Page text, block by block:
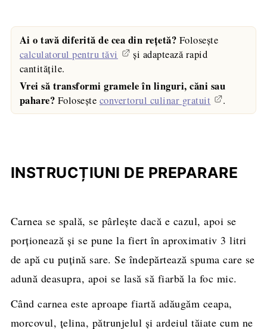
Ai o tavă diferită de cea din rețetă? Folosește
calculatorul pentru tăvi
și adaptează rapid
cantitățile.
Vrei să transformi gramele în linguri, căni sau
pahare? Folosește convertorul culinar gratuit .
INSTRUCȚIUNI DE PREPARARE
Carnea se spală, se pârleşte dacă e cazul, apoi se
porţionează şi se pune la fiert în aproximativ 3 litri
de apă cu puţină sare. Se îndepărtează spuma care se
adună deasupra, apoi se lasă să fiarbă la foc mic.
Când carnea este aproape fiartă adăugăm ceapa,
morcovul, ţelina, pătrunjelul şi ardeiul tăiate cum ne